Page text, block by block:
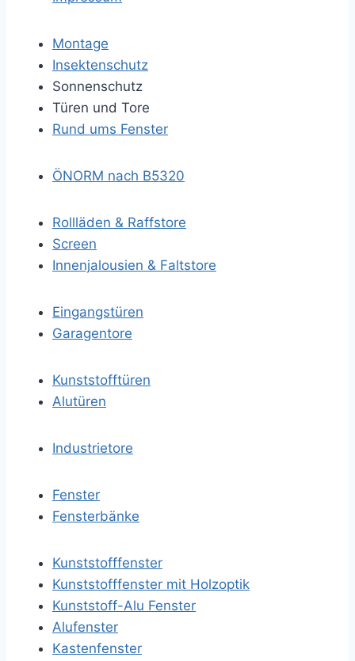
Montage
Insektenschutz
Sonnenschutz
Türen und Tore
Rund ums Fenster
ÖNORM nach B5320
Rollläden & Raffstore
Screen
Innenjalousien & Faltstore
Eingangstüren
Garagentore
Kunststofftüren
Alutüren
Industrietore
Fenster
Fensterbänke
Kunststofffenster
Kunststofffenster mit Holzoptik
Kunststoff-Alu Fenster
Alufenster
Kastenfenster